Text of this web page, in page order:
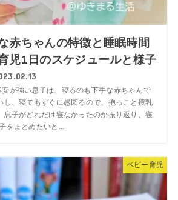
赤ちゃんの特徴と睡眠時間
児1日のスケジュールと様子
が強い息子は、寝るのも下手な赤ちゃんで
し、寝てもすぐに愚図るので、抱っこと授乳
息子がどれだけ寝なかったのか振り返り、寝
をまとめたいと...
ベビー育児